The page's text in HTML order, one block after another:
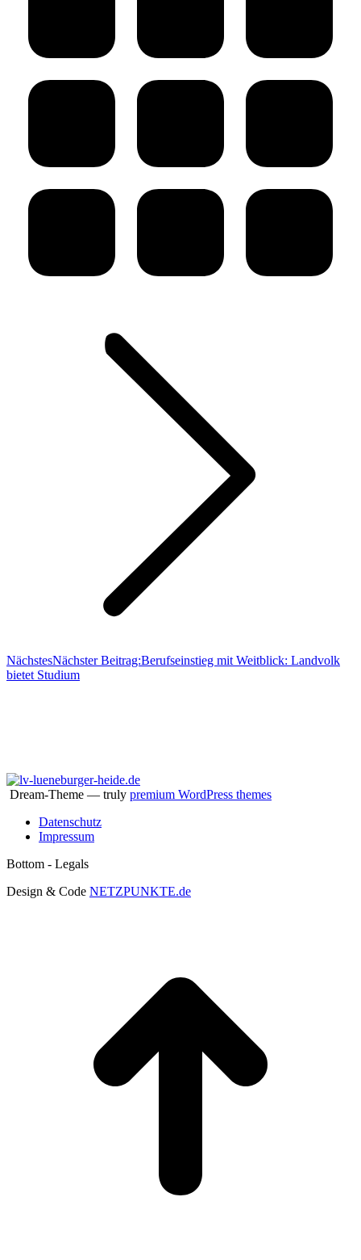
NächstesNächster Beitrag:Berufseinstieg mit Weitblick: Landvolk
bietet Studium
Dream-Theme — truly premium WordPress themes
Datenschutz
Impressum
Bottom - Legals
Design & Code NETZPUNKTE.de